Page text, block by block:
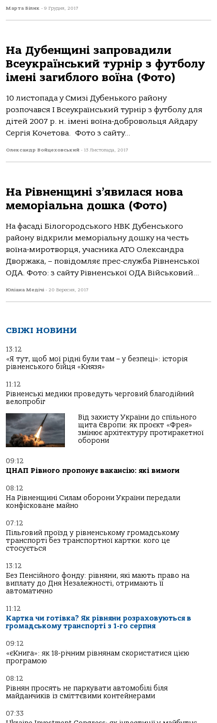
Марта Білик - 9 Грудня, 2017
На Дубенщині запровадили
Всеукраїнський турнір з футболу
імені загиблого воїна (Фото)
10 листопада у Смизі Дубенького району
розпочався І Всеукраїнський турнір з футболу для
дітей 2007 р. н. імені воїна-добровольця Айдару
Сергія Кочетова. Фото з сайту...
Олександр Войцеховський - 13 Листопада, 2017
На Рівненщині з’явилася нова
меморіальна дошка (Фото)
На фасаді Білогородського НВК Дубенського
району відкрили меморіальну дошку на честь
воїна-миротворця, учасника АТО Олександра
Дворжака, – повідомляє прес-служба Рівненської
ОДА. Фото: з сайту Рівненської ОДА Військовий...
Юліана Медічі - 20 Вересня, 2017
СВІЖІ НОВИНИ
13:12
«Я тут, щоб мої рідні були там – у безпеці»: історія
рівненського бійця «Князя»
11:12
Рівненські медики проведуть черговий благодійний
велопробіг
Від захисту України до спільного
щита Європи: як проєкт «Фрея»
змінює архітектуру протиракетної
оборони
09:12
ЦНАП Рівного пропонує вакансію: які вимоги
08:12
На Рівненщині Силам оборони України передали
конфісковане майно
07:12
Пільговий проїзд у рівненському громадському
транспорті без транспортної картки: кого це
стосується
13:12
Без Пенсійного фонду: рівняни, які мають право на
виплату до Дня Незалежності, отримають її
автоматично
11:12
Картка чи готівка? Як рівняни розраховуються в
громадському транспорті з 1-го серпня
09:12
«єКнига»: як 18-річним рівнянам скористатися цією
програмою
08:12
Рівнян просять не паркувати автомобілі біля
майданчиків із сміттєвими контейнерами
07:33